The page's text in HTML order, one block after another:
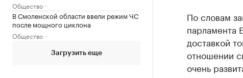
Общество
В Смоленской области ввели режим ЧС
после мощного циклона
Общество
Загрузить еще
По словам
парламента
доставкой
отношении
очень